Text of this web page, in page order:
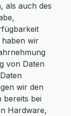
als auch des
haben wir
von Daten
wir den
bereits bei
Hardware,